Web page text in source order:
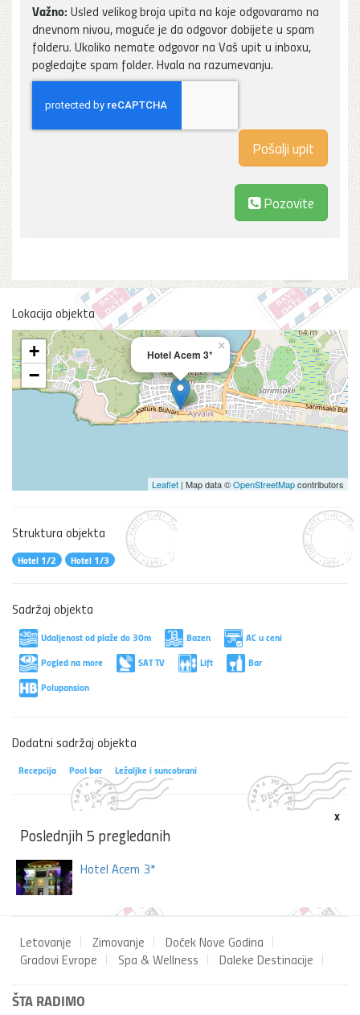
Važno: Usled velikog broja upita na koje odgovaramo na
dnevnom nivou, moguće je da odgovor dobijete u spam
folderu. Ukoliko nemate odgovor na Vaš upit u inboxu,
pogledajte spam folder. Hvala na razumevanju.
Pozovite
Lokacija objekta
Hotel Acem 3*
×
+
−
Leaflet | Map data ©OpenStreetMapcontributors
Struktura objekta
Hotel 1/2 Hotel 1/3
Sadržaj objekta
Udaljenost od plaže do 30m Bazen
AC u ceni
Pogled na more
SAT TV Lift
Bar
Polupansion
Dodatni sadržaj objekta
Recepcija Pool bar Ležaljke i suncobrani
x
Poslednjih 5 pregledanih
Hotel Acem 3*
Letovanje Zimovanje
Doček Nove Godina
Gradovi Evrope
Spa & Wellness Daleke Destinacije
ŠTA RADIMO